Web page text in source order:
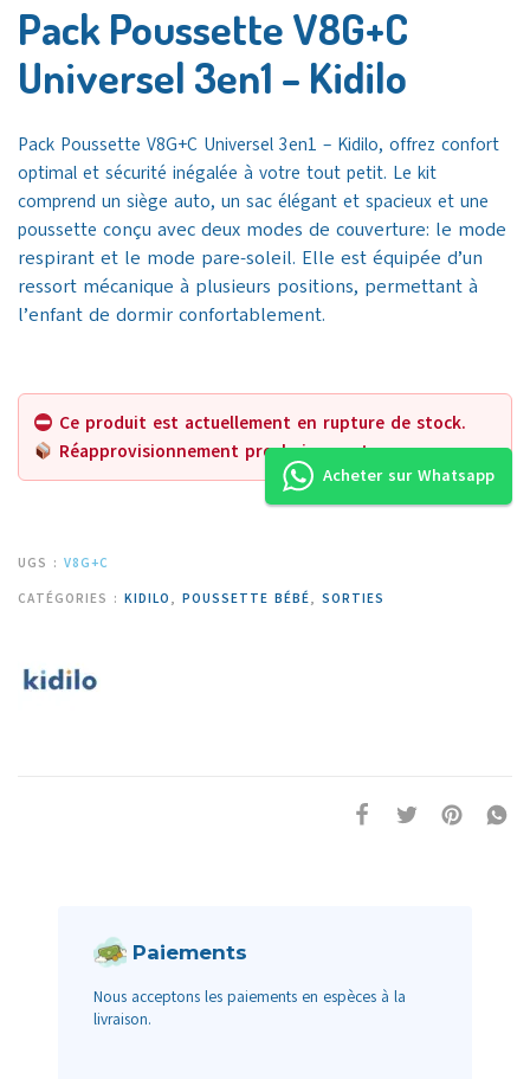
Pack Poussette V8G+C
Universel 3en1 – Kidilo
Pack Poussette V8G+C Universel 3en1 – Kidilo, offrez confort
optimal et sécurité inégalée à votre tout petit. Le kit
comprend un siège auto, un sac élégant et spacieux et une
poussette conçu avec deux modes de couverture: le mode
respirant et le mode pare-soleil. Elle est équipée d’un
ressort mécanique à plusieurs positions, permettant à
l’enfant de dormir confortablement.
Ce produit est actuellement en rupture de stock.
Réapprovisionnement prochainement.
Acheter sur Whatsapp
UGS : V8G+C
CATÉGORIES : KIDILO , POUSSETTE BÉBÉ, SORTIES
Paiements
Nous acceptons les paiements en espèces à la
livraison.